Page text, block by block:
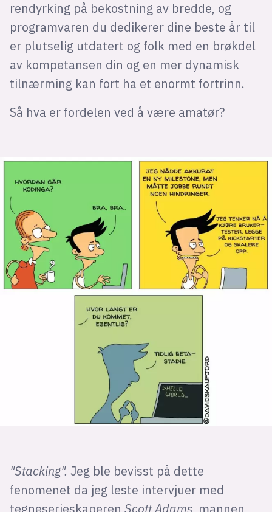
rendyrking på bekostning av bredde, og
programvaren du dedikerer dine beste år til
er plutselig utdatert og folk med en brøkdel
av kompetansen din og en mer dynamisk
tilnærming kan fort ha et enormt fortrinn.
Så hva er fordelen ved å være amatør?
"Stacking". Jeg ble bevisst på dette
fenomenet da jeg leste intervjuer med
tegneserieskaperen Scott Adams, mannen